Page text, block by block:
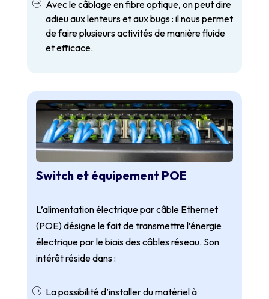
Avec le câblage en fibre optique, on peut dire
adieu aux lenteurs et aux bugs : il nous permet
de faire plusieurs activités de manière fluide
et efficace.
Switch et équipement POE
L’alimentation électrique par câble Ethernet
(POE) désigne le fait de transmettre l’énergie
électrique par le biais des câbles réseau. Son
intérêt réside dans :
La possibilité d’installer du matériel à